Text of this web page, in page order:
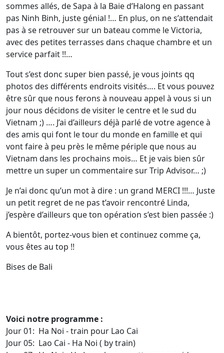
sommes allés, de Sapa à la Baie d’Halong en passant
pas Ninh Binh, juste génial !… En plus, on ne s’attendait
pas à se retrouver sur un bateau comme le Victoria,
avec des petites terrasses dans chaque chambre et un
service parfait !!…
Tout s’est donc super bien passé, je vous joints qq
photos des différents endroits visités…. Et vous pouvez
être sûr que nous ferons à nouveau appel à vous si un
jour nous décidons de visiter le centre et le sud du
Vietnam ;) …. J’ai d’ailleurs déjà parlé de votre agence à
des amis qui font le tour du monde en famille et qui
vont faire à peu près le même périple que nous au
Vietnam dans les prochains mois… Et je vais bien sûr
mettre un super un commentaire sur Trip Advisor… ;)
Je n’ai donc qu’un mot à dire : un grand MERCI !!!… Juste
un petit regret de ne pas t’avoir rencontré Linda,
j’espère d’ailleurs que ton opération s’est bien passée :)
A bientôt, portez-vous bien et continuez comme ça,
vous êtes au top !!
Bises de Bali
Voici notre programme :
Jour 01: Ha Noi - train pour Lao Cai
Jour 05: Lao Cai - Ha Noi ( by train)